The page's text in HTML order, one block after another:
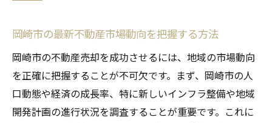
不動産売却で押さえておきたい岡崎市特有の市
場特性
岡崎市の住宅地と商業地の特性比較
岡崎市における物件売却時の法的留意点
岡崎市の最新不動産市場動向を把握する方法
岡崎市の不動産売却を成功させるには、地域の市場動向
を正確に把握することが不可欠です。まず、岡崎市の人
口動態や経済の成長率、特に新しいインフラ整備や地域
開発計画の進行状況を調査することが重要です。これに